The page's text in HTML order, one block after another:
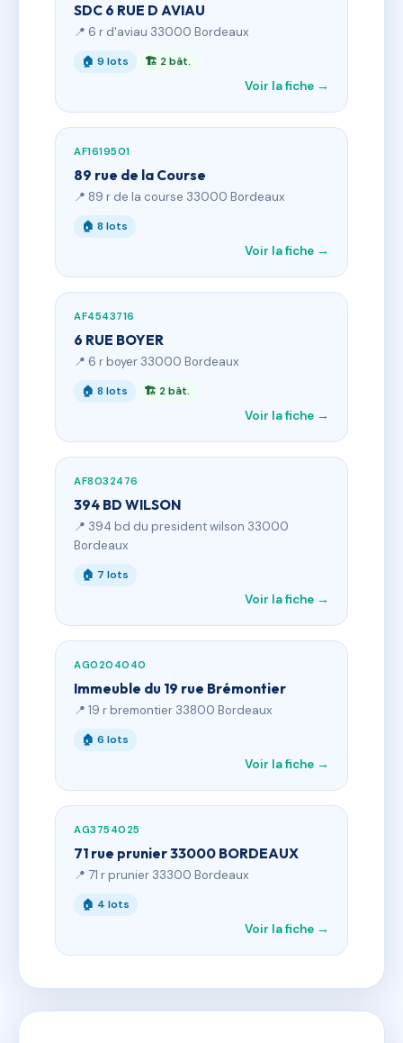
SDC 6 RUE D AVIAU
📍 6 r d'aviau 33000 Bordeaux
🏠 9 lots 🏗 2 bât.
Voir la fiche →
AF1619501
89 rue de la Course
📍 89 r de la course 33000 Bordeaux
🏠 8 lots
Voir la fiche →
AF4543716
6 RUE BOYER
📍 6 r boyer 33000 Bordeaux
🏠 8 lots 🏗 2 bât.
Voir la fiche →
AF8032476
394 BD WILSON
📍 394 bd du president wilson 33000
Bordeaux
🏠 7 lots
Voir la fiche →
AG0204040
Immeuble du 19 rue Brémontier
📍 19 r bremontier 33800 Bordeaux
🏠 6 lots
Voir la fiche →
AG3754025
71 rue prunier 33000 BORDEAUX
📍 71 r prunier 33300 Bordeaux
🏠 4 lots
Voir la fiche →